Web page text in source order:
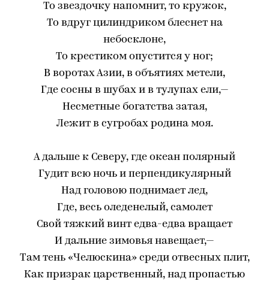
То звездочку напомнит, то кружок,
То вдруг цилиндриком блеснет на
небосклоне,
То крестиком опустится у ног;
В воротах Азии, в объятиях метели,
Где сосны в шубах и в тулупах ели,—
Несметные богатства затая,
Лежит в сугробах родина моя.
А дальше к Северу, где океан полярный
Гудит всю ночь и перпендикулярный
Над головою поднимает лед,
Где, весь оледенелый, самолет
Свой тяжкий винт едва-едва вращает
И дальние зимовья навещает,—
Там тень «Челюскина» среди отвесных плит,
Как призрак царственный, над пропастью